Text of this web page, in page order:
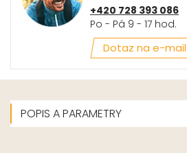
+420 728 393 086
Po - Pá 9 - 17 hod.
Dotaz na e-mail
POPIS A PARAMETRY